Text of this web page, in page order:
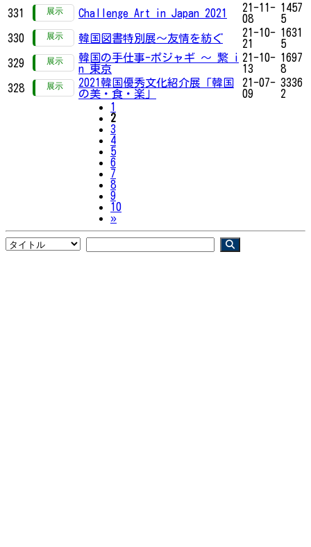
331
Challenge Art in Japan 2021
21-11-
08
1457
5
330
韓国図書特別展～友情を紡ぐ
21-10-
21
1631
5
329
韓国の手仕事-ポジャギ ～ 繋 i
n 東京
21-10-
13
1697
8
328
2021韓国優秀文化紹介展「韓国
の美・食・楽」
21-07-
09
3336
2
1
2
3
4
5
6
7
8
9
10
»Next